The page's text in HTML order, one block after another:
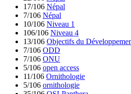
17/106 Népal
7/106 Népal
10/106 Niveau 1
106/106 Niveau 4
13/106 Objectifs du
7/106 ODD
7/106 ONU
5/106 open access
11/106 Ornithologie
5/106 ornithologie